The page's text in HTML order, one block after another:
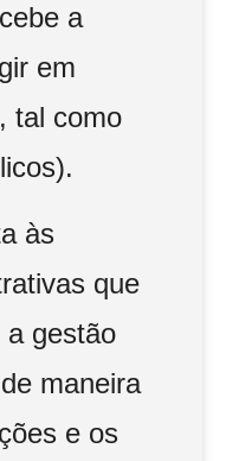
a
em
tal como
às
que
a gestão
maneira
e os